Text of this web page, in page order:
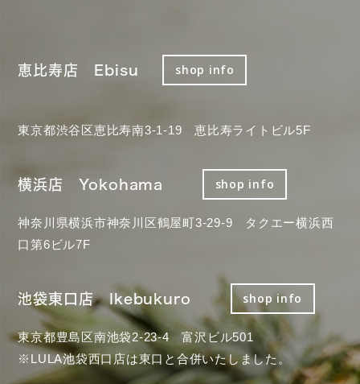
恵比寿店 Ebisu shop info
東京都渋谷区恵比寿南3-1-19 恵比寿ライトビル5F
横浜店 Yokohama shop info
神奈川県横浜市神奈川区鶴屋町3-29-9 タクエー横浜西
口第6ビル7F
池袋東口店 Ikebukuro shop info
東京都豊島区南池袋2-23-4 富沢ビル501
※LULA池袋西口店は東口と合併いたしました。